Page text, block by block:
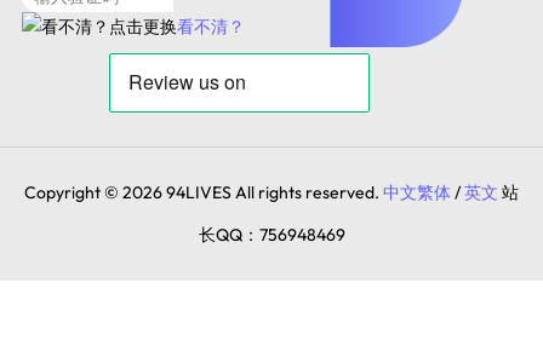
看不清？
Copyright © 2026 94LIVES All rights reserved. 中文繁体/英文 站
长QQ：756948469